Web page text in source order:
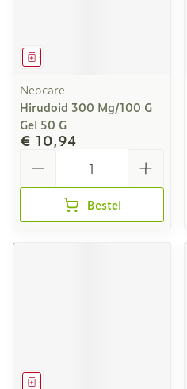
Geneesmiddel
Neocare
Hirudoid 300 Mg/100 G
Gel 50 G
€ 10,94
Bestel
Geneesmiddel